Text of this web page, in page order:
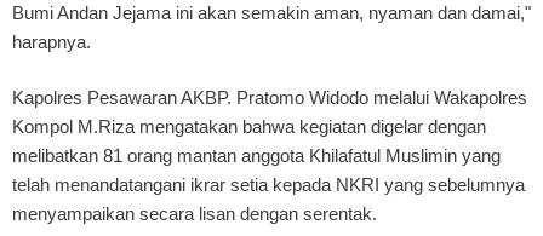
Bumi Andan Jejama ini akan semakin aman, nyaman dan damai,"
harapnya.
Kapolres Pesawaran AKBP. Pratomo Widodo melalui Wakapolres
Kompol M.Riza mengatakan bahwa kegiatan digelar dengan
melibatkan 81 orang mantan anggota Khilafatul Muslimin yang
telah menandatangani ikrar setia kepada NKRI yang sebelumnya
menyampaikan secara lisan dengan serentak.